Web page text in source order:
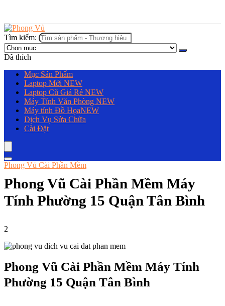
Tìm kiếm:
Đã thích
Mục Sản Phẩm
Laptop Mới NEW
Laptop Cũ Giá Rẻ NEW
Máy Tính Văn Phòng NEW
Máy tính Đồ HọaNEW
Dịch Vụ Sửa Chữa
Cài Đặt
Phong Vủ Cài Phần Mềm
Phong Vũ Cài Phần Mềm Máy
Tính Phường 15 Quận Tân Bình
2
Phong Vũ Cài Phần Mềm Máy Tính
Phường 15 Quận Tân Bình